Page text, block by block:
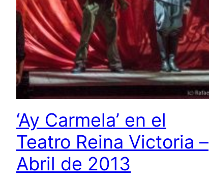
‘Ay Carmela’ en el
Teatro Reina Victoria –
Abril de 2013